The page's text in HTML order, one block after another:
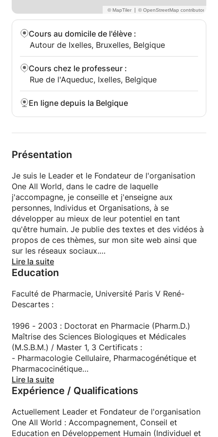
|
Cours au domicile de l'élève :
Autour de Ixelles, Bruxelles, Belgique
Cours chez le professeur :
Rue de l'Aqueduc, Ixelles, Belgique
En ligne depuis la Belgique
Présentation
Je suis le Leader et le Fondateur de l'organisation
One All World, dans le cadre de laquelle
j'accompagne, je conseille et j'enseigne aux
personnes, Individus et Organisations, à se
développer au mieux de leur potentiel en tant
qu'être humain. Je publie des textes et des vidéos à
propos de ces thèmes, sur mon site web ainsi que
sur les réseaux sociaux.
Je suis titulaire d’un Doctorat en Pharmacie et de 2
Descartes. J'ai été Manager pendant 10 ans dans
l'industrie pharmaceutique, à la suite de quoi j'ai
Depuis mon enfance et tout au long de ma vie, j'ai
appris et je me suis développé dans les principaux
domaines de la Connaissance : mathématiques,
sciences naturelles, sciences cognitives, sciences
humaines, Grande Histoire Globale (Big History),
spiritualité dans sa dimension universelle, et arts
Depuis le début de mes études supérieures, et
depuis que j'ai fondé mon organisation après 10 ans
Lire la suite
Education
Faculté de Pharmacie, Université Paris V René-
Descartes :
1996 - 2003 : Doctorat en Pharmacie (Pharm.D.)
Maîtrise des Sciences Biologiques et Médicales
(M.S.B.M.) / Master 1, 3 Certificats :
- Pharmacologie Cellulaire, Pharmacogénétique et
Pharmacocinétique
- Biochimie Métabolique et Régulation Cellulaire
- Biologie et Pathologie Moléculaires
HT1B, 5-HT2A et 5-HT3A de la sérotonine dans les
réactions nociceptives - Etudes chez des souris
knock-out »
Lire la suite
Expérience / Qualifications
Actuellement Leader et Fondateur de l'organisation
One All World : Accompagnement, Conseil et
Education en Développement Humain (Individuel et